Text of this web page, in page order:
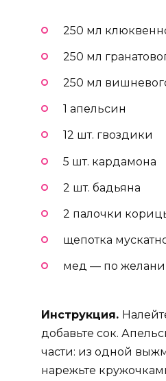
250 мл
250 мл
250 мл
1 апельсин
12 шт. гвоздики
5 шт. кардамона
2 шт. бадьяна
2 палочки
щепотка
мед — по
Инструкция.
добавьте сок.
части: из одной
нарежьте